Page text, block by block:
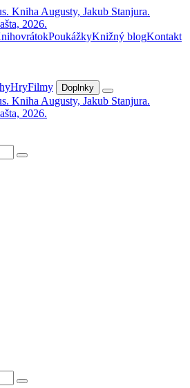
PoukážkyKnižný blogKontakt
HryFilmy Doplnky